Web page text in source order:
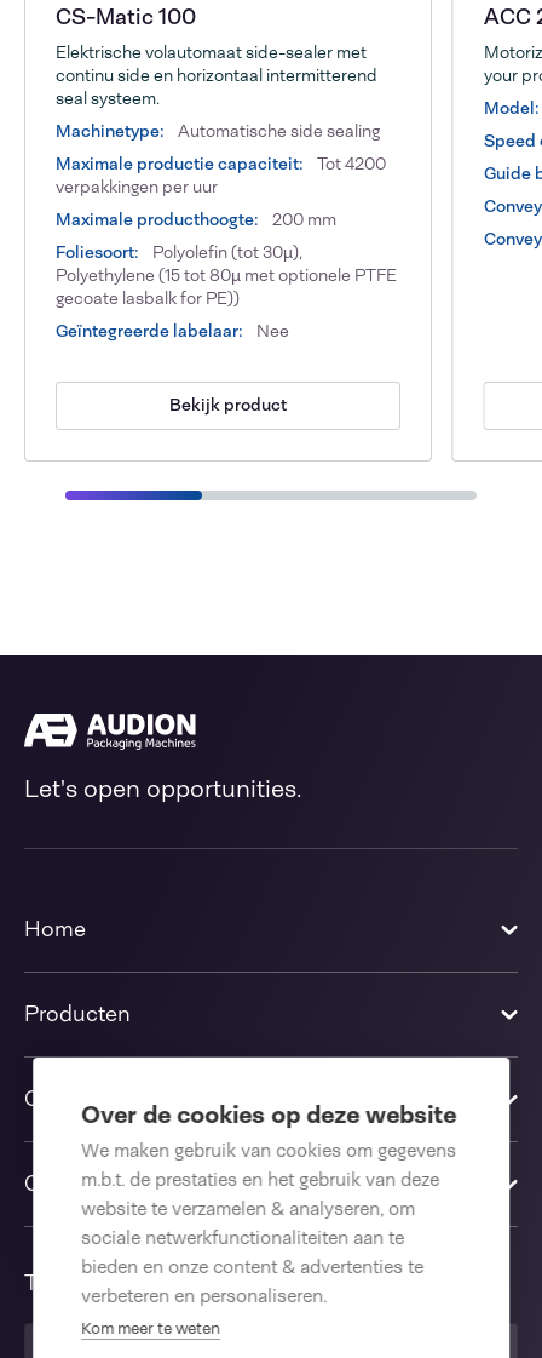
Over de cookies op deze website
We maken gebruik van cookies om gegevens
m.b.t. de prestaties en het gebruik van deze
website te verzamelen & analyseren, om
sociale netwerkfunctionaliteiten aan te
bieden en onze content & advertenties te
verbeteren en personaliseren.
Kom meer te weten
CS-Matic 100
Elektrische volautomaat side-sealer met
continu side en horizontaal intermitterend
seal systeem.
Machinetype:
Automatische side sealing
Maximale productie capaciteit:
Tot 4200
verpakkingen per uur
Maximale producthoogte:
200 mm
Foliesoort:
Polyolefin (tot 30µ),
Polyethylene (15 tot 80µ met optionele PTFE
gecoate lasbalk for PE))
Geïntegreerde labelaar:
Nee
Bekijk product
ACC
your
Model:
Speed
Guide
Let's open opportunities.
Home
Producten
Oplossingen
Contact us
Taal